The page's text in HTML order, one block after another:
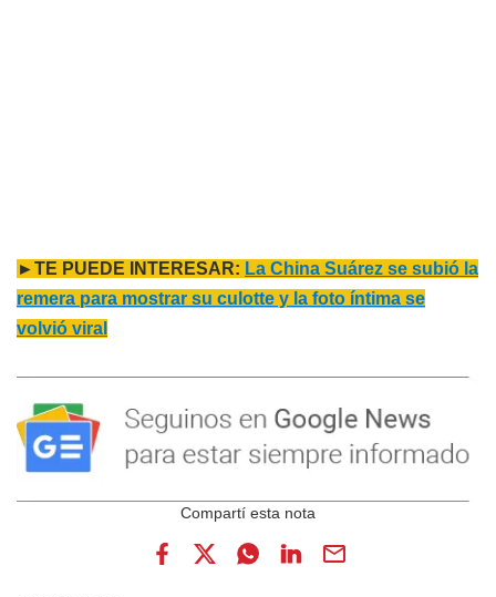
►TE PUEDE INTERESAR: La China Suárez se subió la
remera para mostrar su culotte y la foto íntima se
volvió viral